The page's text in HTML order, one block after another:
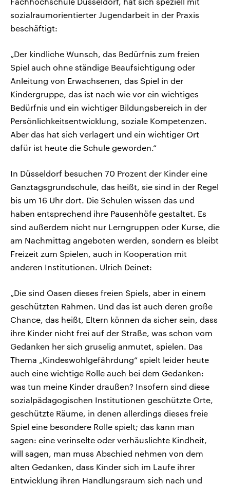
sozialraumorientierter Jugendarbeit in der Praxis
beschäftigt:
„Der kindliche Wunsch, das Bedürfnis zum freien
Spiel auch ohne ständige Beaufsichtigung oder
Anleitung von Erwachsenen, das Spiel in der
Kindergruppe, das ist nach wie vor ein wichtiges
Bedürfnis und ein wichtiger Bildungsbereich in der
Persönlichkeitsentwicklung, soziale Kompetenzen.
Aber das hat sich verlagert und ein wichtiger Ort
dafür ist heute die Schule geworden.“
In Düsseldorf besuchen 70 Prozent der Kinder eine
Ganztagsgrundschule, das heißt, sie sind in der Regel
bis um 16 Uhr dort. Die Schulen wissen das und
haben entsprechend ihre Pausenhöfe gestaltet. Es
sind außerdem nicht nur Lerngruppen oder Kurse, die
am Nachmittag angeboten werden, sondern es bleibt
Freizeit zum Spielen, auch in Kooperation mit
anderen Institutionen. Ulrich Deinet:
„Die sind Oasen dieses freien Spiels, aber in einem
geschützten Rahmen. Und das ist auch deren große
Chance, das heißt, Eltern können da sicher sein, dass
ihre Kinder nicht frei auf der Straße, was schon vom
Gedanken her sich gruselig anmutet, spielen. Das
Thema „Kindeswohlgefährdung“ spielt leider heute
auch eine wichtige Rolle auch bei dem Gedanken:
was tun meine Kinder draußen? Insofern sind diese
sozialpädagogischen Institutionen geschützte Orte,
geschützte Räume, in denen allerdings dieses freie
Spiel eine besondere Rolle spielt; das kann man
sagen: eine verinselte oder verhäuslichte Kindheit,
will sagen, man muss Abschied nehmen von dem
alten Gedanken, dass Kinder sich im Laufe ihrer
Entwicklung ihren Handlungsraum sich nach und